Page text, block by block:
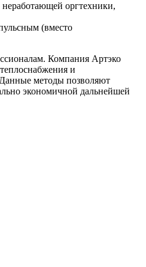
оргтехники,
(вместо
Компания Артэко
и
методы позволяют
экономичной дальнейшей